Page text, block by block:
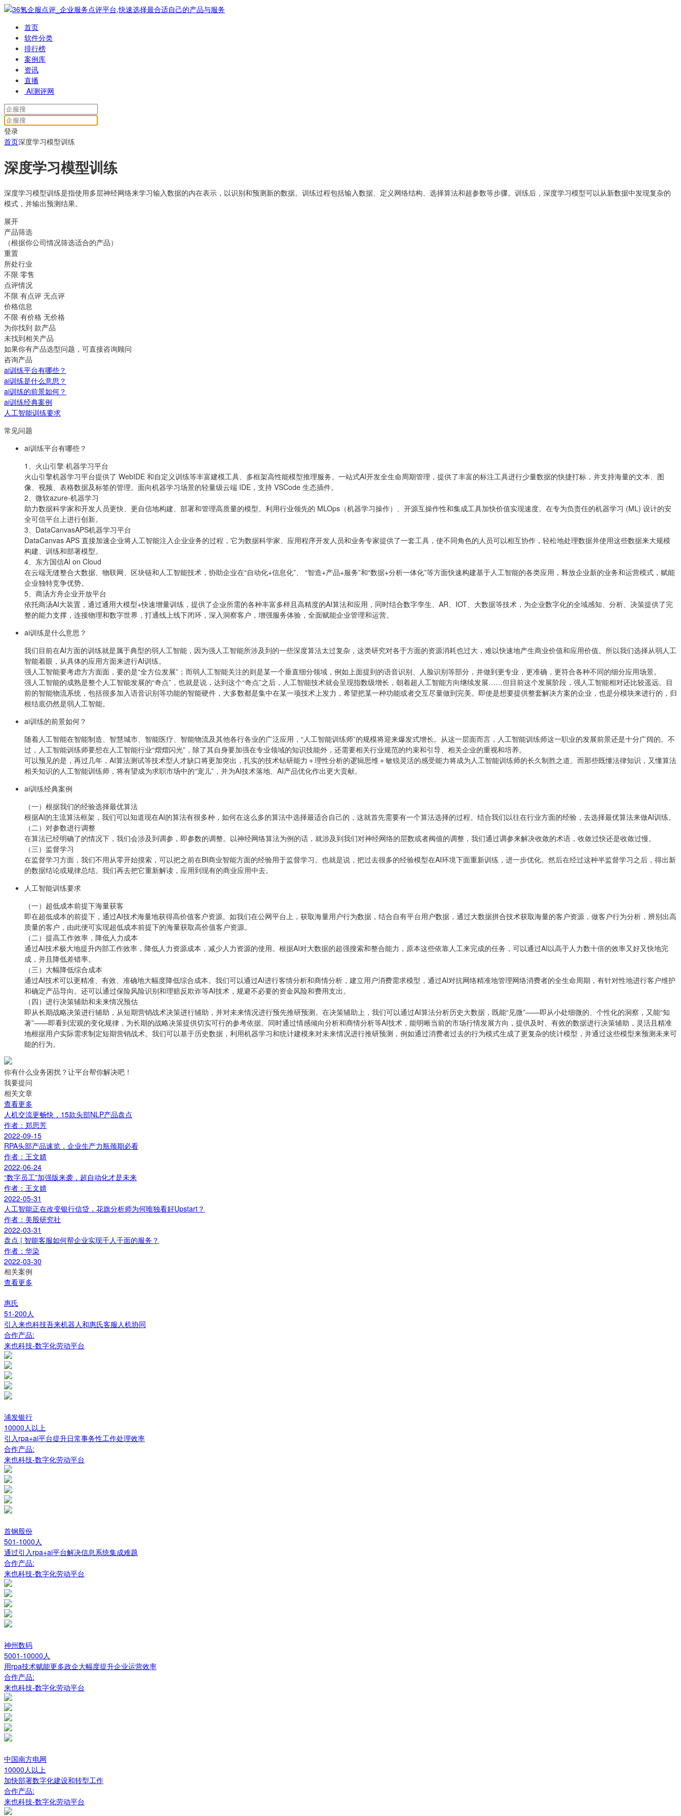
首页
软件分类
排行榜
案例库
资讯
直播
AI测评网
登录
首页深度学习模型训练
深度学习模型训练
深度学习模型训练是指使用多层神经网络来学习输入数据的内在表示，以识别和预测新的数据。训练过程包括输入数据、定义网络结构、选择算法和超参数等步骤。训练后，深度学习模型可以从新数据中发现复杂的
模式，并输出预测结果。
展开
产品筛选
（根据你公司情况筛选适合的产品）
重置
所处行业
不限 零售
点评情况
不限 有点评 无点评
价格信息
不限 有价格 无价格
为你找到 款产品
未找到相关产品
如果你有产品选型问题，可直接咨询顾问
咨询产品
ai训练平台有哪些？
ai训练是什么意思？
ai训练的前景如何？
ai训练经典案例
人工智能训练要求
常见问题
ai训练平台有哪些？
1、火山引擎·机器学习平台
火山引擎机器学习平台提供了 WebIDE 和自定义训练等丰富建模工具、多框架高性能模型推理服务。一站式AI开发全生命周期管理，提供了丰富的标注工具进行少量数据的快捷打标，并支持海量的文本、图
像、视频、表格数据及标签的管理。面向机器学习场景的轻量级云端 IDE，支持 VSCode 生态插件。
2、微软azure-机器学习
助力数据科学家和开发人员更快、更自信地构建、部署和管理高质量的模型。利用行业领先的 MLOps（机器学习操作）、开源互操作性和集成工具加快价值实现速度。在专为负责任的机器学习 (ML) 设计的安
全可信平台上进行创新。
3、DataCanvasAPS机器学习平台
DataCanvas APS 直接加速企业将人工智能注入企业业务的过程，它为数据科学家、应用程序开发人员和业务专家提供了一套工具，使不同角色的人员可以相互协作，轻松地处理数据并使用这些数据来大规模
构建、训练和部署模型。
4、东方国信AI on Cloud
在云端无缝整合大数据、物联网、区块链和人工智能技术，协助企业在“自动化+信息化”、 “智造+产品+服务”和“数据+分析一体化”等方面快速构建基于人工智能的各类应用，释放企业新的业务和运营模式，赋能
企业独特竞争优势。
5、商汤方舟企业开放平台
依托商汤AI大装置，通过通用大模型+快速增量训练，提供了企业所需的各种丰富多样且高精度的AI算法和应用，同时结合数字孪生、AR、IOT、大数据等技术，为企业数字化的全域感知、分析、决策提供了完
整的能力支撑，连接物理和数字世界，打通线上线下闭环，深入洞察客户，增强服务体验，全面赋能企业管理和运营。
ai训练是什么意思？
我们目前在AI方面的训练就是属于典型的弱人工智能，因为强人工智能所涉及到的一些深度算法太过复杂，这类研究对各于方面的资源消耗也过大，难以快速地产生商业价值和应用价值。所以我们选择从弱人工
智能着眼，从具体的应用方面来进行AI训练。
强人工智能要考虑方方面面，要的是“全方位发展”；而弱人工智能关注的则是某一个垂直细分领域，例如上面提到的语音识别、人脸识别等部分，并做到更专业，更准确，更符合各种不同的细分应用场景。
强人工智能的成熟是整个人工智能发展的“奇点”，也就是说，达到这个“奇点”之后，人工智能技术就会呈现指数级增长，朝着超人工智能方向继续发展……但目前这个发展阶段，强人工智能相对还比较遥远。目
前的智能物流系统，包括很多加入语音识别等功能的智能硬件，大多数都是集中在某一项技术上发力，希望把某一种功能或者交互尽量做到完美。即使是想要提供整套解决方案的企业，也是分模块来进行的，归
根结底仍然是弱人工智能。
ai训练的前景如何？
随着人工智能在智能制造、智慧城市、智能医疗、智能物流及其他各行各业的广泛应用，“人工智能训练师”的规模将迎来爆发式增长。从这一层面而言，人工智能训练师这一职业的发展前景还是十分广阔的。不
过，人工智能训练师要想在人工智能行业“熠熠闪光”，除了其自身要加强在专业领域的知识技能外，还需要相关行业规范的约束和引导、相关企业的重视和培养。
可以预见的是，再过几年，AI算法测试等技术型人才缺口将更加突出，扎实的技术钻研能力＋理性分析的逻辑思维＋敏锐灵活的感受能力将成为人工智能训练师的长久制胜之道。而那些既懂法律知识，又懂算法
相关知识的人工智能训练师，将有望成为求职市场中的“宠儿”，并为AI技术落地、AI产品优化作出更大贡献。
ai训练经典案例
（一）根据我们的经验选择最优算法
根据AI的主流算法框架，我们可以知道现在AI的算法有很多种，如何在这么多的算法中选择最适合自己的，这就首先需要有一个算法选择的过程。结合我们以往在行业方面的经验，去选择最优算法来做AI训练。
（二）对参数进行调整
在算法已经明确了的情况下，我们会涉及到调参，即参数的调整。以神经网络算法为例的话，就涉及到我们对神经网络的层数或者阀值的调整，我们通过调参来解决收敛的术语，收敛过快还是收敛过慢。
（三）监督学习
在监督学习方面，我们不用从零开始摸索，可以把之前在BI商业智能方面的经验用于监督学习。也就是说，把过去很多的经验模型在AI环境下面重新训练，进一步优化。然后在经过这种半监督学习之后，得出新
的数据结论或规律总结。我们再去把它重新解读，应用到现有的商业应用中去。
人工智能训练要求
（一）超低成本前提下海量获客
即在超低成本的前提下，通过AI技术海量地获得高价值客户资源。如我们在公网平台上，获取海量用户行为数据，结合自有平台用户数据，通过大数据拼合技术获取海量的客户资源，做客户行为分析，辨别出高
质量的客户，由此便可实现超低成本前提下的海量获取高价值客户资源。
（二）提高工作效率，降低人力成本
通过AI技术极大地提升内部工作效率，降低人力资源成本，减少人力资源的使用。根据AI对大数据的超强搜索和整合能力，原本这些依靠人工来完成的任务，可以通过AI以高于人力数十倍的效率又好又快地完
成，并且降低差错率。
（三）大幅降低综合成本
通过AI技术可以更精准、有效、准确地大幅度降低综合成本。我们可以通过AI进行客情分析和商情分析，建立用户消费需求模型，通过AI对抗网络精准地管理网络消费者的全生命周期，有针对性地进行客户维护
和确定产品导向。还可以通过保险风险识别和理赔反欺诈等AI技术，规避不必要的资金风险和费用支出。
（四）进行决策辅助和未来情况预估
即从长期战略决策进行辅助，从短期营销战术决策进行辅助，并对未来情况进行预先推研预测。在决策辅助上，我们可以通过AI算法分析历史大数据，既能“见微”——即从小处细微的、个性化的洞察，又能“知
著”——即看到宏观的变化规律，为长期的战略决策提供切实可行的参考依据。同时通过情感倾向分析和商情分析等AI技术，能明晰当前的市场行情发展方向，提供及时、有效的数据进行决策辅助，灵活且精准
地根据用户实际需求制定短期营销战术。我们可以基于历史数据，利用机器学习和统计建模来对未来情况进行推研预测，例如通过消费者过去的行为模式生成了更复杂的统计模型，并通过这些模型来预测未来可
能的行为。
你有什么业务困扰？让平台帮你解决吧！
我要提问
相关文章
查看更多
人机交流更畅快，15款头部NLP产品盘点
作者：郑思芳
2022-09-15
RPA头部产品速览，企业生产力瓶颈期必看
作者：王文婧
2022-06-24
“数字员工”加强版来袭，超自动化才是未来
作者：王文婧
2022-05-31
人工智能正在改变银行信贷，花旗分析师为何唯独看好Upstart？
作者：美股研究社
2022-03-31
盘点 | 智能客服如何帮企业实现千人千面的服务？
作者：华染
2022-03-30
相关案例
查看更多
惠氏
51-200人
引入来也科技吾来机器人和惠氏客服人机协同
合作产品:
来也科技-数字化劳动平台
浦发银行
10000人以上
引入rpa+ai平台提升日常事务性工作处理效率
合作产品:
来也科技-数字化劳动平台
首钢股份
501-1000人
通过引入rpa+ai平台解决信息系统集成难题
合作产品:
来也科技-数字化劳动平台
神州数码
5001-10000人
用rpa技术赋能更多政企大幅度提升企业运营效率
合作产品:
来也科技-数字化劳动平台
中国南方电网
10000人以上
加快部署数字化建设和转型工作
合作产品:
来也科技-数字化劳动平台